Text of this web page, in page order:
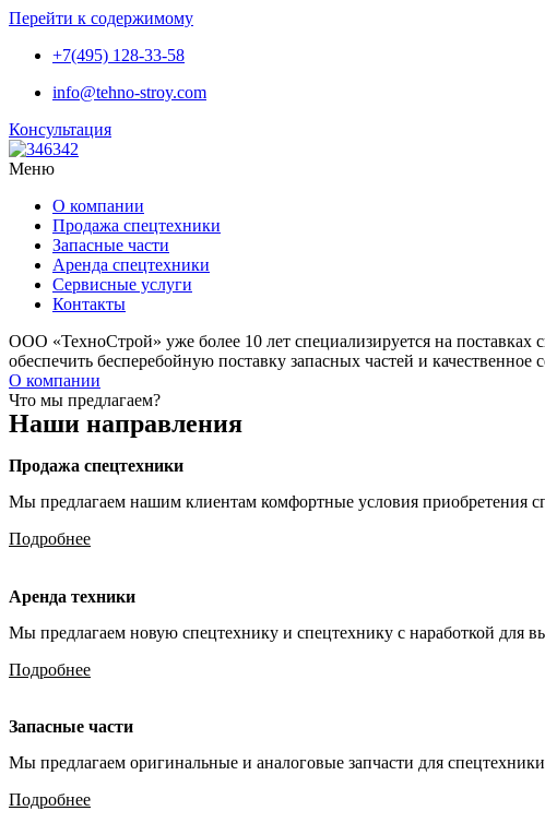
Перейти к содержимому
+7(495) 128-33-58
info@tehno-stroy.com
Консультация
Меню
О компании
Продажа спецтехники
Запасные части
Аренда спецтехники
Сервисные услуги
Контакты
ООО «ТехноСтрой» уже более 10 лет специализируется на
обеспечить бесперебойную поставку запасных частей и
О компании
Что мы предлагаем?
Наши направления
Продажа спецтехники
Мы предлагаем нашим клиентам комфортные условия приобретения
Подробнее
Аренда техники
Мы предлагаем новую спецтехнику и спецтехнику с наработкой для
Подробнее
Запасные части
Мы предлагаем оригинальные и аналоговые запчасти для
Подробнее